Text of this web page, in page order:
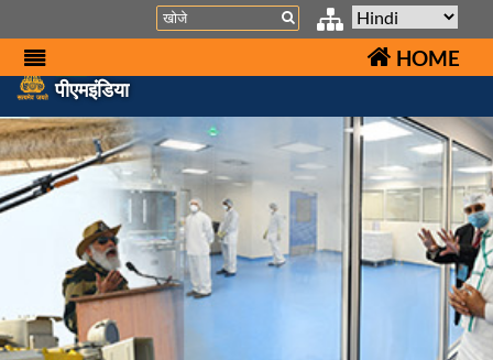
Search
HOME
पीएमइंडिया